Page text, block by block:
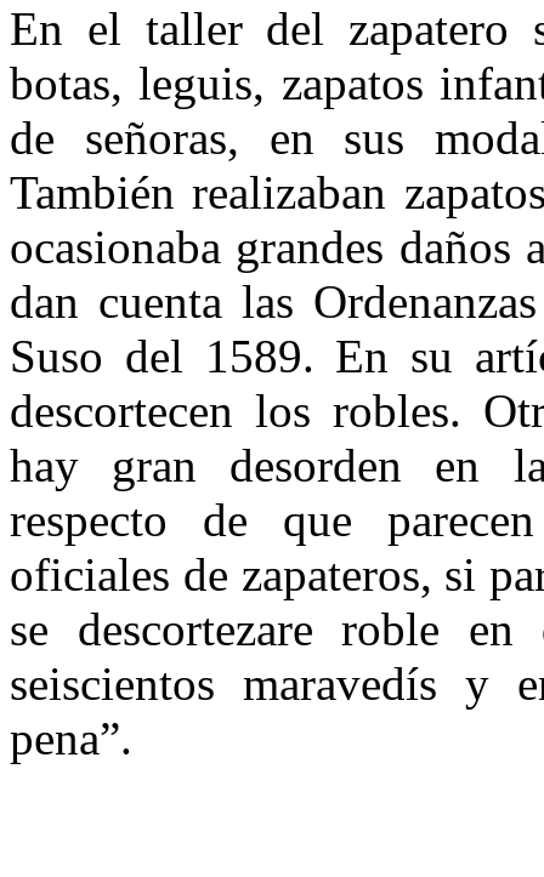
En el taller del zapatero
botas, leguis, zapatos
de señoras, en sus
También realizaban
ocasiona­ba grandes
dan cuenta las
Suso del 1589. En su
descor­tecen los robles.
hay gran desorden en
respecto de que
oficiales de za­pateros, si
se descortezare roble
seiscientos maravedís y
pena”.